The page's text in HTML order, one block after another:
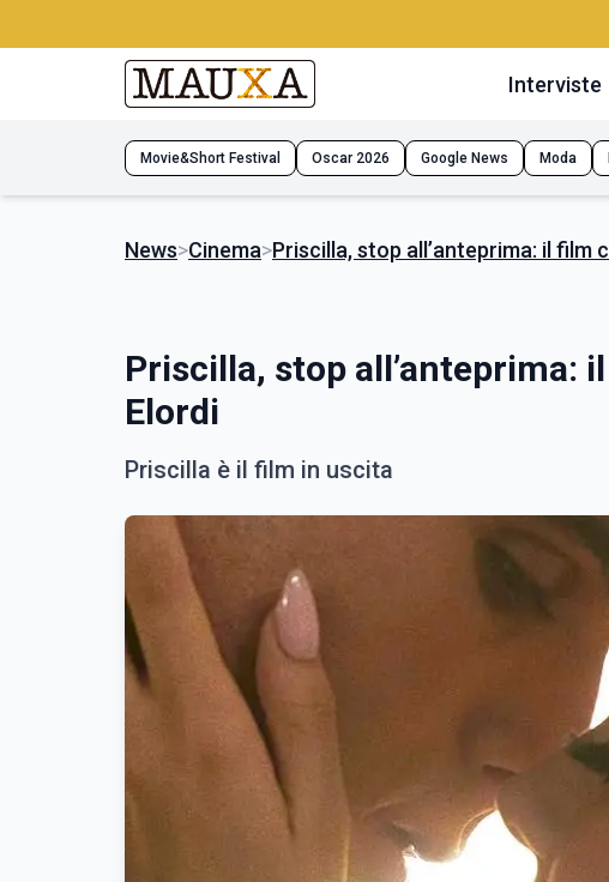
Interviste
Movie&Short Festival Oscar 2026 Google News Moda
News>Cinema>Priscilla, stop all’anteprima: il film
Priscilla, stop all’anteprima:
Elordi
Priscilla è il film in uscita